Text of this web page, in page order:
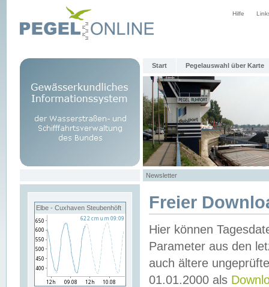
Hilfe
Start Pegelauswahl über Karte
Newsletter
Elbe - Cuxhaven Steubenhöft Freier
Hier können
Parameter aus den
auch ältere
01.01.2000 als